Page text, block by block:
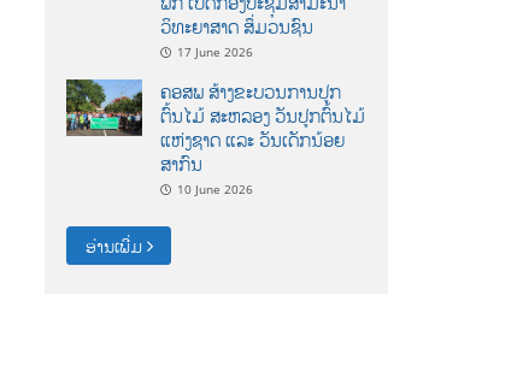
ວິທະຍາສາດ ສຶ່ມວນຊົນ
17 June 2026
ຄອສພ ສ້າງຂະບວນການປູກ
ຕົ້ນໄມ້ ສະຫລອງ ວັນປູກຕົ້ນໄມ້
ແຫ່ງຊາດ ແລະ ວັນເດັກນ້ອຍ
ສາກົນ
10 June 2026
ອ່ານເພີ່ມ